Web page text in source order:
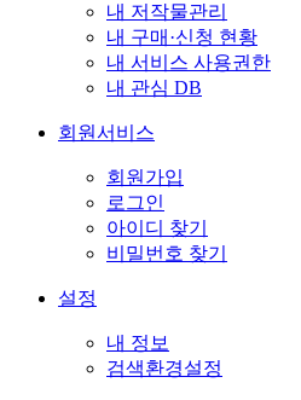
내 저작물관리
내 구매·신청 현황
내 서비스 사용권한
내 관심 DB
회원서비스
회원가입
로그인
아이디 찾기
비밀번호 찾기
설정
내 정보
검색환경설정